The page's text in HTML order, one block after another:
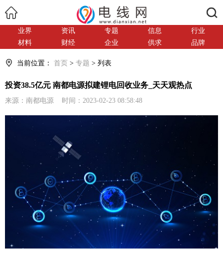
业界 资讯 专题 信息
行业
材料
财经 企业 供求 品牌
当前位置： 首页 > 专题 > 列表
投资38.5亿元 南都电源拟建锂电回收业务_天天观热点
来源：南都电源 时间：2023-02-23 08:58:48